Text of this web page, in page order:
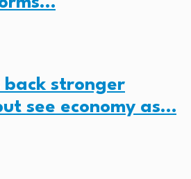
back stronger
see economy as…